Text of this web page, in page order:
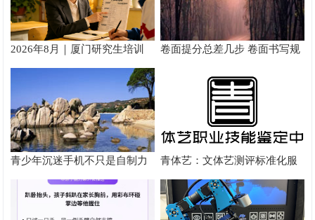
2026年8月｜厦门研究生培训
推荐
卷面提分总差几步 卷面书写规
青少年沉迷手机不只是自制力
差！陕西家长读懂背后的心理
根源
青体艺：文体艺测评标准化服
务体系解析